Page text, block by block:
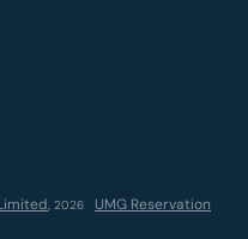
, 2026
UMG Reservation